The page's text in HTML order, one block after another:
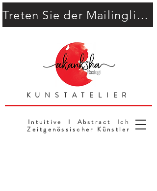
KUNSTATELIER
Intuitive I Abstract Ich
Zeitgenössischer Künstler
Treten Sie der Mailingliste bei